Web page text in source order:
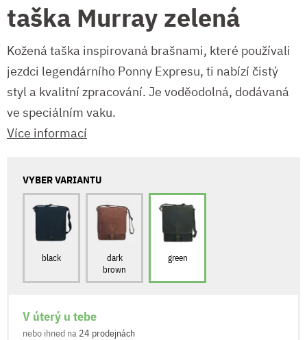
taška Murray zelená
Kožená taška inspirovaná brašnami, které používali
jezdci legendárního Ponny Expresu, ti nabízí čistý
styl a kvalitní zpracování. Je voděodolná, dodávaná
ve speciálním vaku.
Více informací
VYBER VARIANTU
black
dark
brown
green
V úterý u tebe
nebo ihned na 24 prodejnách